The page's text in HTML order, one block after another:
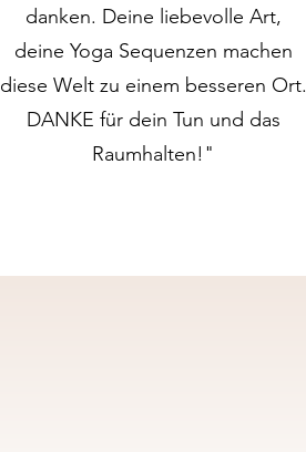
danken. Deine liebevolle Art,
deine Yoga Sequenzen machen
diese Welt zu einem besseren Ort.
DANKE für dein Tun und das
Raumhalten!"